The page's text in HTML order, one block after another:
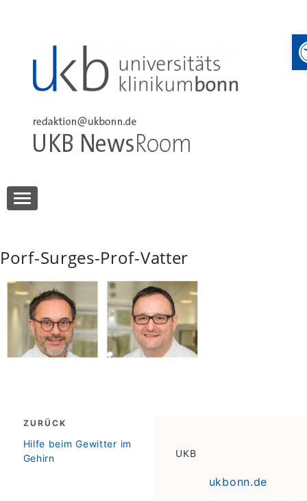
UKB NewsRoom
Porf-Surges-Prof-Vatter
Beitragsnavigation
ZURÜCK
zurück
Hilfe beim Gewitter im
Gehirn
UKB
ukbonn.de